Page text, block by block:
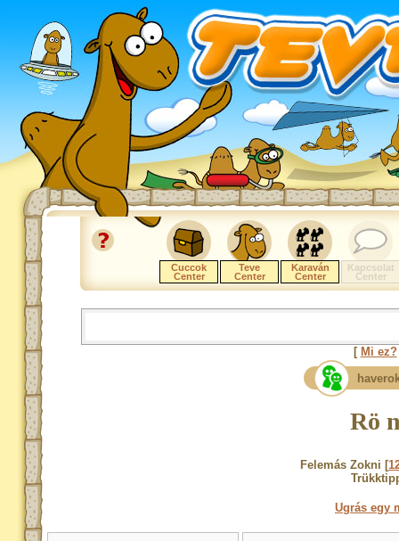
Cuccok
Center
Teve
Center
Karaván
Center
Kapcsolat
Center
[ Mi ez?
Rö
Felemás Zokni [
Ugrás egy